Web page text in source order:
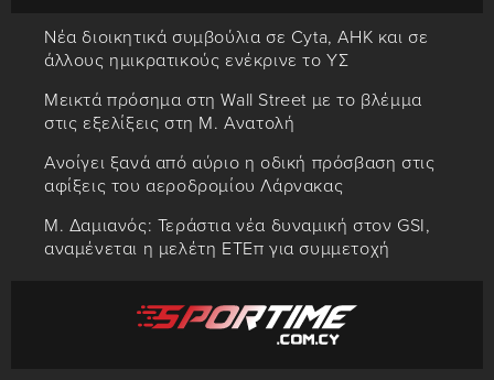
Νέα διοικητικά συμβούλια σε Cyta, AHK και σε
άλλους ημικρατικούς ενέκρινε το ΥΣ
Μεικτά πρόσημα στη Wall Street με το βλέμμα
στις εξελίξεις στη Μ. Ανατολή
Ανοίγει ξανά από αύριο η οδική πρόσβαση στις
αφίξεις του αεροδρομίου Λάρνακας
Μ. Δαμιανός: Τεράστια νέα δυναμική στον GSI,
αναμένεται η μελέτη ΕΤΕπ για συμμετοχή